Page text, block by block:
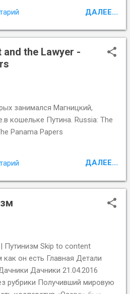
не будут, терпя убытки,
заработанных средств.
Во-вторых, столкнувшись
усилят коррупционную
бизнесы – что в условиях
среднего бизнеса с рынка
могут добавить к спаду ВВП по
каждого из ближайших лет.
На что у государства не
ДАЛЕЕ...
and the Lawyer -
занимался Магницкий,
кошельке Путина. Russia: The
Panama Papers
ДАЛЕЕ...
Путинизм Skip to content
как он есть Главная Детали
Дачники 21.04.2016
рубрики Получивший мировую